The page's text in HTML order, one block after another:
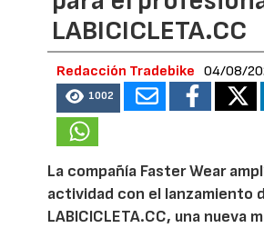
LABICICLETA.CC
Redacción Tradebike 04/08/
1002
La compañía Faster Wear
actividad con el lanzamiento
LABICICLETA.CC, una nueva